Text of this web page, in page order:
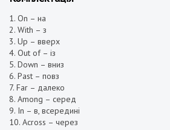
1. On – на
2. With – з
3. Up – вверх
4. Out of – із
5. Down – вниз
6. Past – повз
7. Far – далеко
8. Among – серед
9. In – в, всередині
10. Across – через